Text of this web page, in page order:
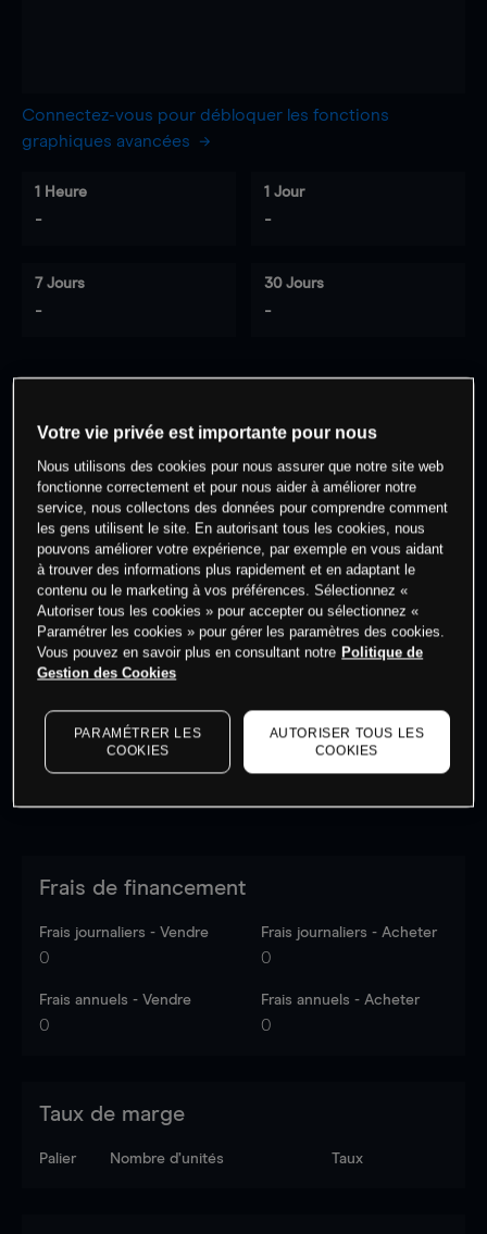
Connectez-vous pour débloquer les fonctions
graphiques avancées
1 Heure
-
1 Jour
-
7 Jours
-
30 Jours
-
cet actif
Commencez à trader
Les prix sont indicatifs.Connectez-vous pour voir les
dernières données du marché.
Frais de financement
Frais journaliers - Vendre
0
Frais journaliers - Acheter
0
Frais annuels - Vendre
0
Frais annuels - Acheter
0
Taux de marge
Palier Nombre d’unités Taux
Votre vie privée est importante pour nous
Nous utilisons des cookies pour nous assurer que notre site web
fonctionne correctement et pour nous aider à améliorer notre
service, nous collectons des données pour comprendre comment
les gens utilisent le site. En autorisant tous les cookies, nous
pouvons améliorer votre expérience, par exemple en vous aidant
à trouver des informations plus rapidement et en adaptant le
contenu ou le marketing à vos préférences. Sélectionnez «
Autoriser tous les cookies » pour accepter ou sélectionnez «
Paramétrer les cookies » pour gérer les paramètres des cookies.
Vous pouvez en savoir plus en consultant notre Politique de
Gestion des Cookies
PARAMÉTRER LES
COOKIES
AUTORISER TOUS LES
COOKIES